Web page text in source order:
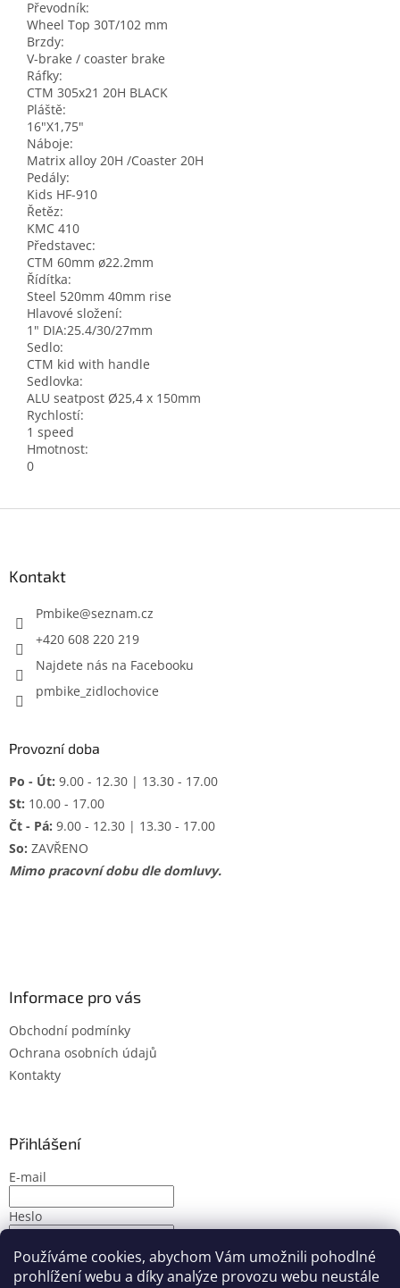
Používáme cookies, abychom Vám umožnili pohodlné
prohlížení webu a díky analýze provozu webu neustále
Převodník:
Wheel Top 30T/102 mm
Brzdy:
V-brake / coaster brake
Ráfky:
CTM 305x21 20H BLACK
Pláště:
16"X1,75"
Náboje:
Matrix alloy 20H /Coaster 20H
Pedály:
Kids HF-910
Řetěz:
KMC 410
Představec:
CTM 60mm ø22.2mm
Řídítka:
Steel 520mm 40mm rise
Hlavové složení:
1" DIA:25.4/30/27mm
Sedlo:
CTM kid with handle
Sedlovka:
ALU seatpost Ø25,4 x 150mm
Rychlostí:
1 speed
Hmotnost:
0
Kontakt
Pmbike@seznam.cz
+420 608 220 219
Najdete nás na Facebooku
pmbike_zidlochovice
Provozní doba
Po - Út: 9.00 - 12.30 | 13.30 - 17.00
St: 10.00 - 17.00
Čt - Pá: 9.00 - 12.30 | 13.30 - 17.00
So: ZAVŘENO
Mimo pracovní dobu dle domluvy.
Informace pro vás
Obchodní podmínky
Ochrana osobních údajů
Kontakty
Přihlášení
E-mail
Heslo
PŘIHLÁSIT SE